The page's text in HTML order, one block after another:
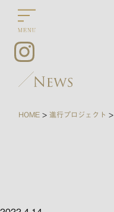
HOME >進行プロジェクト >